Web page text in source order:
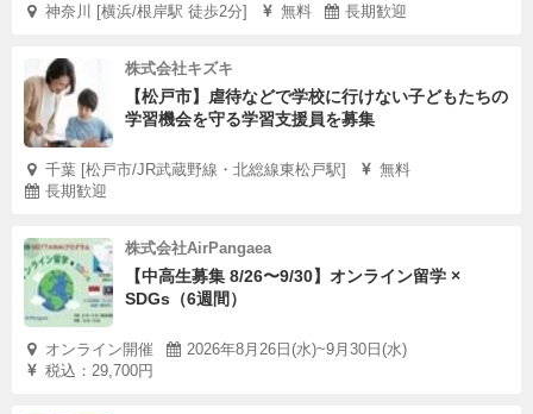
神奈川 [横浜/根岸駅 徒歩2分] 無料 長期歓迎
株式会社キズキ
【松戸市】虐待などで学校に行けない子どもたちの
学習機会を守る学習支援員を募集
千葉 [松戸市/JR武蔵野線・北総線東松戸駅]
無料
長期歓迎
株式会社AirPangaea
【中高生募集 8/26〜9/30】オンライン留学 ×
SDGs（6週間）
オンライン開催
2026年8月26日(水)~9月30日(水)
税込：29,700円